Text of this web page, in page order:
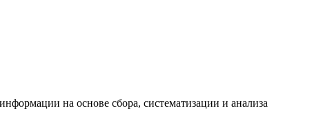
на основе сбора, систематизации и анализа